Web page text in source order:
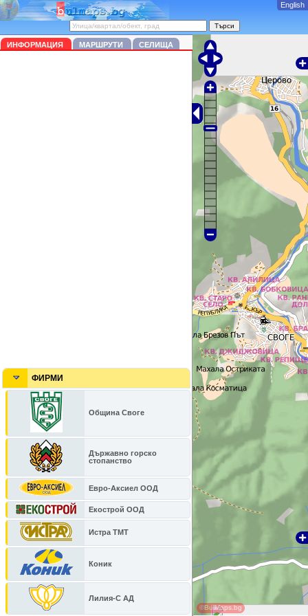
ИНФОРМАЦИЯ МАРШРУТИ СЕЛИЩА
ФИРМИ
Община Своге
Държавно горско
стопанство
Евро-Аксиел ООД
Екострой ООД
Истра ТМТ
Коник
Лилия-С АД
©BulMaps.bg
English